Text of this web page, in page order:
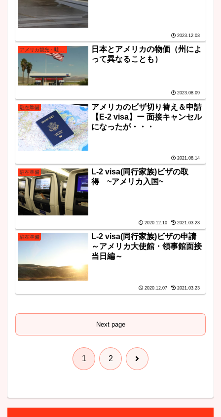
2023.12.03
アメリカ観光・駐在・生活あるある
日本とアメリカの物価（州によ
って異なることも）
2023.08.09
駐在準備
アメリカのビザ切り替え＆申請
【E-2 visa】ー 面接キャンセル
になったが・・・
2021.08.14
駐在準備
L-2 visa(同行家族)ビザの取
得 ~アメリカ入国~
2020.12.10 2021.03.23
駐在準備
L-2 visa(同行家族)ビザの申請
～アメリカ大使館・領事館面接
当日編～
2020.12.07 2021.03.23
Next page
1 2 Next